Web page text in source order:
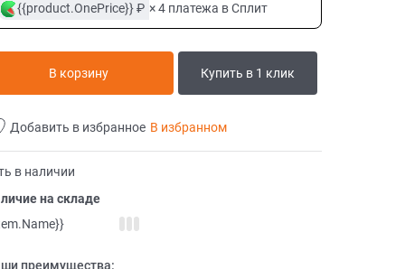
{{product.OnePrice}} ₽ × 4 платежа в Сплит
В корзину Купить в 1 клик
Добавить в избранное В избранном
в наличии
на складе
преимущества: